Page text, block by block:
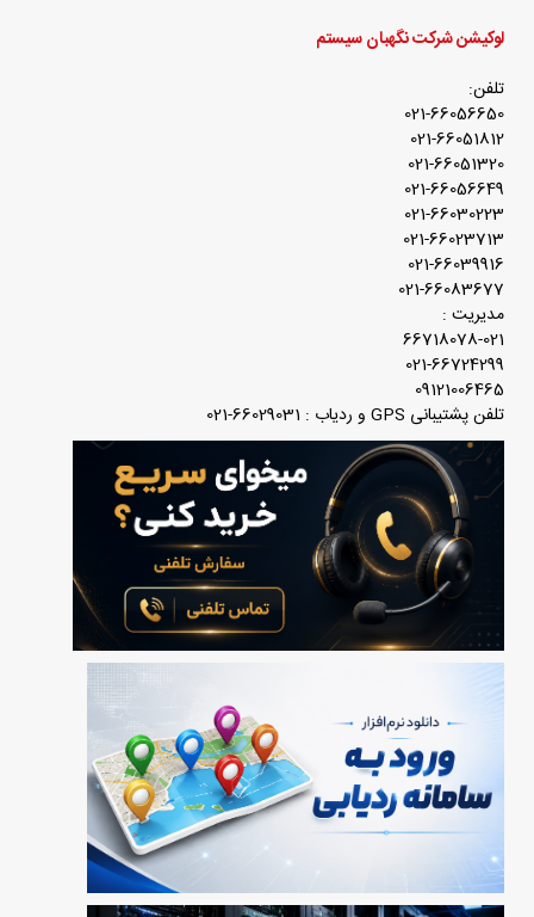
لوکیشن شرکت نگهبان سیستم
تلفن:
021-66056650
021-66051812
021-66051320
021-66056649
021-66030223
021-66023713
021-66039916
021-66083677
مدیریت :
66718078-021
021-66724299
09121006465
تلفن پشتیبانی GPS و ردیاب : 66029031-021